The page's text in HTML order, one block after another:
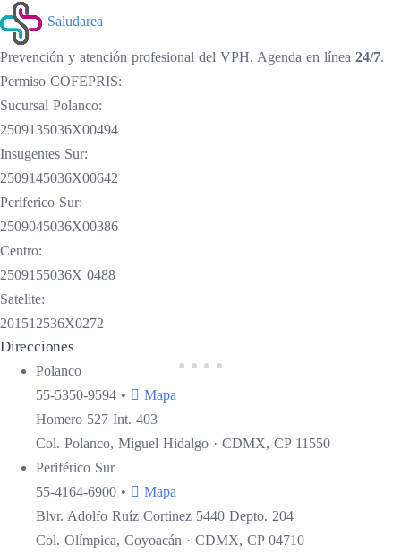
Saludarea
Prevención y atención profesional del VPH. Agenda en línea 24/7.
Permiso COFEPRIS:
Sucursal Polanco:
2509135036X00494
Insugentes Sur:
2509145036X00642
Periferico Sur:
2509045036X00386
Centro:
2509155036X 0488
Satelite:
201512536X0272
Direcciones
Polanco
55-5350-9594 •
Mapa
Homero 527 Int. 403
Col. Polanco, Miguel Hidalgo · CDMX, CP 11550
Periférico Sur
55-4164-6900 •
Mapa
Blvr. Adolfo Ruíz Cortinez 5440 Depto. 204
Col. Olímpica, Coyoacán · CDMX, CP 04710